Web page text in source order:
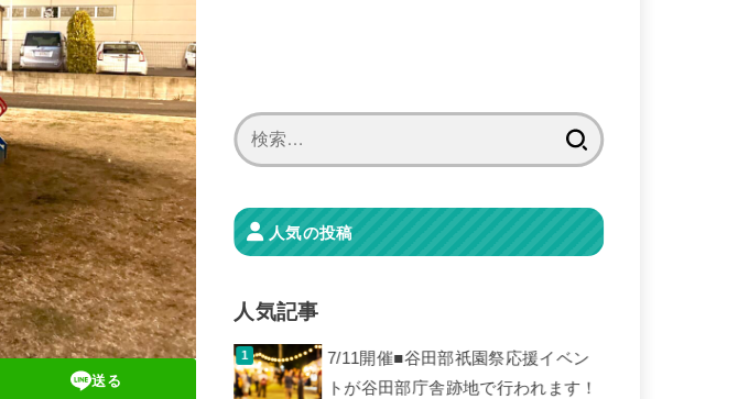
送る
人気の投稿
人気記事
7/11開催■谷田部祇園祭応援イベン
トが谷田部庁舎跡地で行われます！